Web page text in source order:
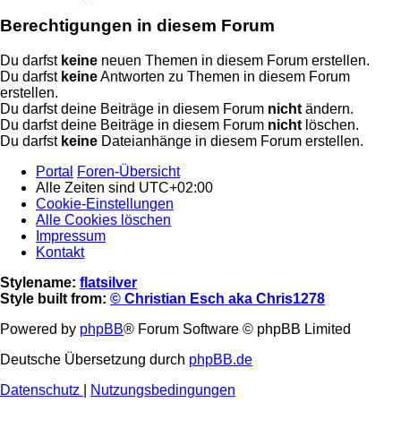
Berechtigungen in diesem Forum
Du darfst keine neuen Themen in diesem Forum erstellen.
Du darfst keineAntworten zu Themen in diesem Forum
erstellen.
Du darfst deine Beiträge in diesem Forum nicht ändern.
Du darfst deine Beiträge in diesem Forum nicht löschen.
Du darfst keine Dateianhänge in diesem Forum erstellen.
Portal
Foren-Übersicht
Alle Zeiten sind UTC+02:00
Cookie-Einstellungen
Alle Cookies löschen
Impressum
Kontakt
Stylename: flatsilver
Style built from: © Christian Esch aka Chris1278
Powered by phpBB® Forum Software © phpBB Limited
Deutsche Übersetzung durch phpBB.de
Datenschutz
Nutzungsbedingungen